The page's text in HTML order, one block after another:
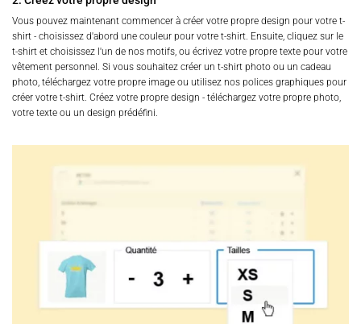
Vous pouvez maintenant commencer à créer votre propre design pour votre t-
shirt - choisissez d'abord une couleur pour votre t-shirt. Ensuite, cliquez sur le
t-shirt et choisissez l'un de nos motifs, ou écrivez votre propre texte pour votre
vêtement personnel. Si vous souhaitez créer un t-shirt photo ou un cadeau
photo, téléchargez votre propre image ou utilisez nos polices graphiques pour
créer votre t-shirt. Créez votre propre design - téléchargez votre propre photo,
votre texte ou un design prédéfini.